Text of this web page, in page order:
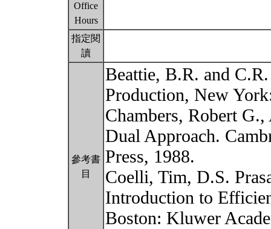
Office
Hours
指定閱
讀
參考書
目
Beattie, B.R. and
Production, New
Chambers, Robert
Dual Approach.
Press, 1988.
Coelli, Tim, D.S.
Introduction to
Boston: Kluwer